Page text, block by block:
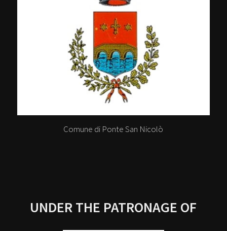
Comune di Ponte San Nicolò
UNDER THE PATRONAGE OF